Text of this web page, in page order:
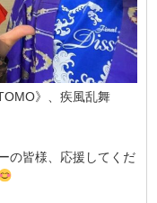
》、疾風乱舞
の皆様、応援してくだ